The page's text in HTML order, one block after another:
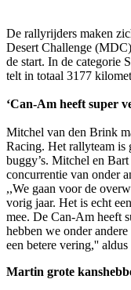
De rallyrijders maken
Desert Challenge
de start. In de categorie
telt in totaal 3177
‘Can-Am heeft super
Mitchel van den Brink
Racing. Het rallyteam is
buggy’s. Mitchel en
concurrentie van onder
,,We gaan voor de
vorig jaar. Het is echt
mee. De Can-Am heeft
hebben we onder
een betere vering,''
Martin grote